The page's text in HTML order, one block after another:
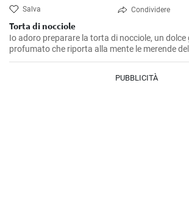
Salva Condividere
Torta di nocciole
Io adoro preparare la torta di nocciole, un dolce
profumato che riporta alla mente le merende
l'altro una ricetta molto semplice da realizzare,
indiscussa, regalando un’aroma intenso e una
PUBBLICITÀ